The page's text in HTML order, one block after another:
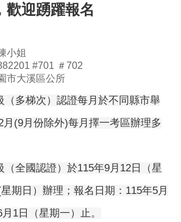
歡迎踴躍報名
小姐
#701 ＃702
市大溪區公所
（多梯次）認證每月於不同縣市舉
月(9月份除外)每月擇一考區辦理多
（全國認證）於115年9月12日（星
期日）辦理；報名日期：115年5月
1日（星期一）止。